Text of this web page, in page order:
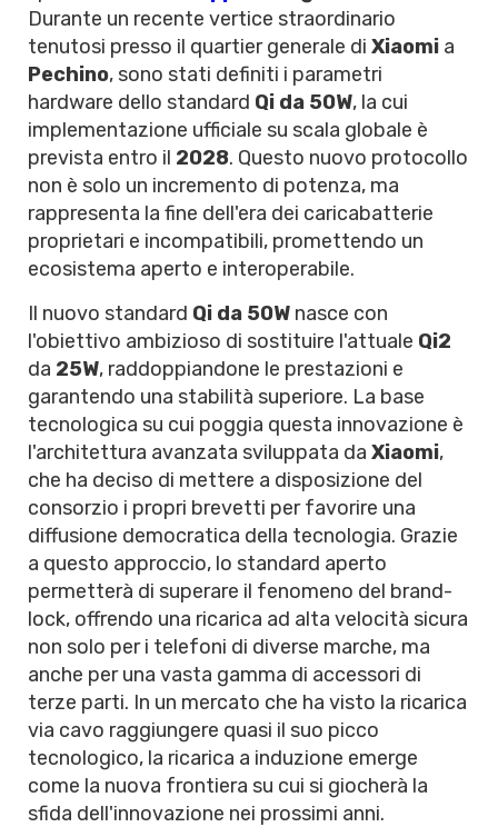
Durante un recente vertice straordinario
tenutosi presso il quartier generale di Xiaomi a
Pechino, sono stati definiti i parametri
hardware dello standard Qi da 50W, la cui
implementazione ufficiale su scala globale è
prevista entro il 2028. Questo nuovo protocollo
non è solo un incremento di potenza, ma
rappresenta la fine dell'era dei caricabatterie
proprietari e incompatibili, promettendo un
ecosistema aperto e interoperabile.
Il nuovo standard Qi da 50W nasce con
l'obiettivo ambizioso di sostituire l'attuale Qi2
da 25W, raddoppiandone le prestazioni e
garantendo una stabilità superiore. La base
tecnologica su cui poggia questa innovazione è
l'architettura avanzata sviluppata da Xiaomi,
che ha deciso di mettere a disposizione del
consorzio i propri brevetti per favorire una
diffusione democratica della tecnologia. Grazie
a questo approccio, lo standard aperto
permetterà di superare il fenomeno del brand-
lock, offrendo una ricarica ad alta velocità sicura
non solo per i telefoni di diverse marche, ma
anche per una vasta gamma di accessori di
terze parti. In un mercato che ha visto la ricarica
via cavo raggiungere quasi il suo picco
tecnologico, la ricarica a induzione emerge
come la nuova frontiera su cui si giocherà la
sfida dell'innovazione nei prossimi anni.